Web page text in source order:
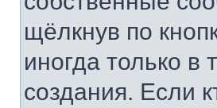
щёлкнув по
иногда только в
создания. Если